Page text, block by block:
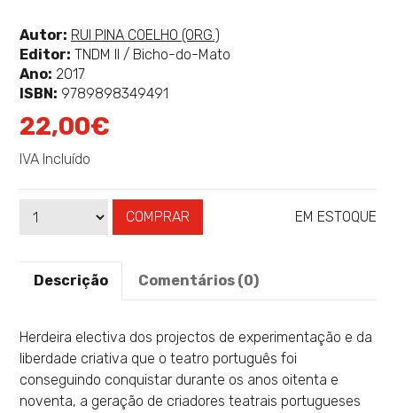
classificação
Autor: Ver
mais
sobre
RUI PINA COELHO (ORG.)
Editor: TNDM II / Bicho-do-Mato
Ano: 2017
ISBN: 9789898349491
22,00€
IVA Incluído
Qtd COMPRAR
Disponibilidade: EM ESTOQUE
Descrição Comentários (0)
Herdeira electiva dos projectos de experimentação e da
liberdade criativa que o teatro português foi
conseguindo conquistar durante os anos oitenta e
noventa, a geração de criadores teatrais portugueses